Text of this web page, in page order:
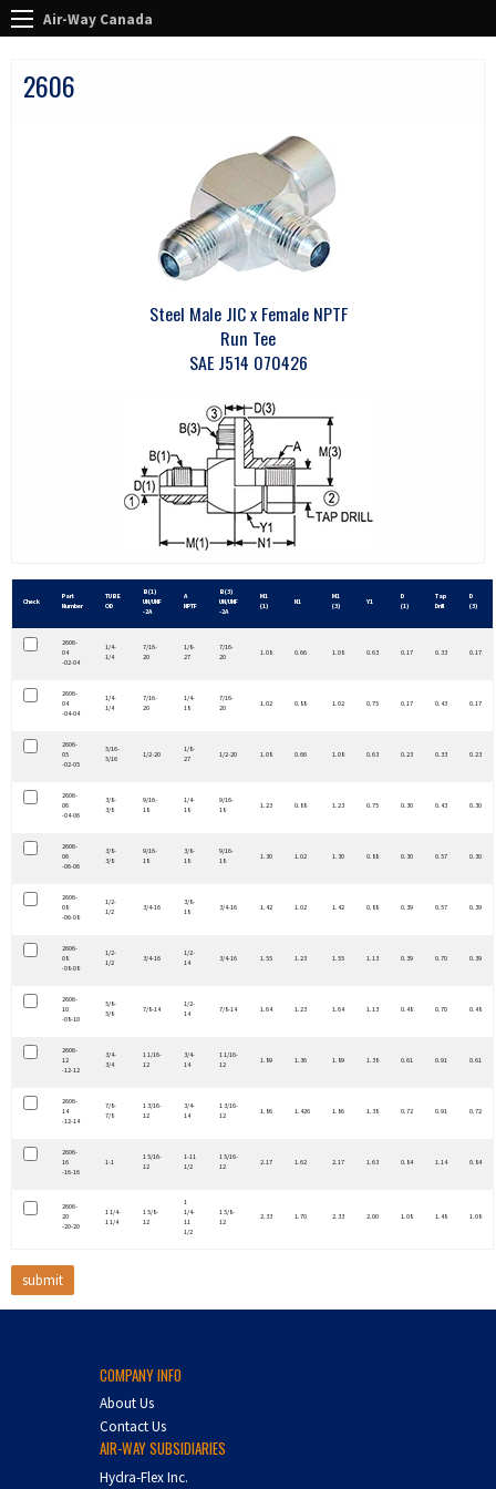
Air-Way Canada
2606
Steel Male JIC x Female NPTF
Run Tee
SAE J514 070426
Check
Part
Number
TUBE
OD
B(1)
UN/UNF
-2A
A
NPTF
B(3)
UN/UNF
-2A
M1
(1)
N1
M1
(3)
Y1
D
(1)
Tap
Drill
D
(3)
2606-
04
-02-04
1/4-
1/4
7/16-
20
1/8-
27
7/16-
20
1.08 0.66 1.08 0.63 0.17 0.33 0.17
2606-
04
-04-04
1/4-
1/4
7/16-
20
1/4-
18
7/16-
20
1.02 0.88 1.02 0.75 0.17 0.43 0.17
2606-
05
-02-05
5/16-
5/16
1/2-20
1/8-
27
1/2-20 1.08 0.66 1.08 0.63 0.23 0.33 0.23
2606-
06
-04-06
3/8-
3/8
9/16-
18
1/4-
18
9/16-
18
1.23 0.88 1.23 0.75 0.30 0.43 0.30
2606-
06
-06-06
3/8-
3/8
9/16-
18
3/8-
18
9/16-
18
1.30 1.02 1.30 0.88 0.30 0.57 0.30
2606-
08
-06-08
1/2-
1/2
3/4-16
3/8-
18
3/4-16 1.42 1.02 1.42 0.88 0.39 0.57 0.39
2606-
08
-08-08
1/2-
1/2
3/4-16
1/2-
14
3/4-16 1.55 1.23 1.55 1.13 0.39 0.70 0.39
2606-
10
-08-10
5/8-
5/8
7/8-14
1/2-
14
7/8-14 1.64 1.23 1.64 1.13 0.48 0.70 0.48
2606-
12
-12-12
3/4-
3/4
1 1/16-
12
3/4-
14
1 1/16-
12
1.89 1.36 1.89 1.38 0.61 0.91 0.61
2606-
14
-12-14
7/8-
7/8
1 3/16-
12
3/4-
14
1 3/16-
12
1.86 1.426 1.86 1.38 0.72 0.91 0.72
2606-
16
-16-16
1-1
1 5/16-
12
1-11
1/2
1 5/16-
12
2.17 1.62 2.17 1.63 0.84 1.14 0.84
2606-
20
-20-20
1 1/4-
1 1/4
1 5/8-
12
1
1/4-
11
1/2
1 5/8-
12
2.33 1.70 2.33 2.00 1.08 1.48 1.08
COMPANY INFO
About Us
Contact Us
AIR-WAY SUBSIDIARIES
Hydra-Flex Inc.